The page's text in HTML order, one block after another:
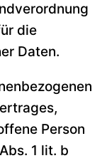
die
Daten.
Person
1 lit. b